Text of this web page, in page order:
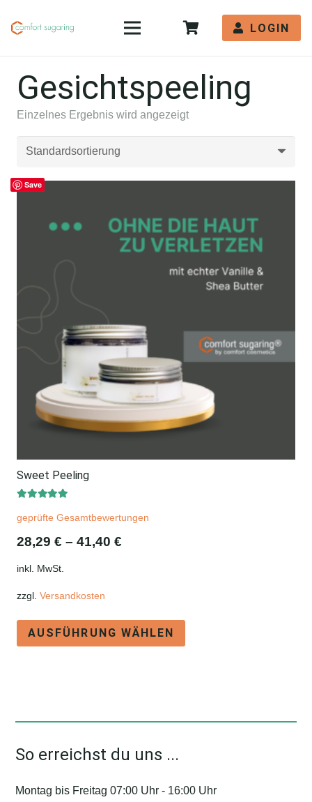
LOGIN
Gesichtspeeling
Einzelnes Ergebnis wird angezeigt
Save
Sweet Peeling
geprüfte Gesamtbewertungen
28,29 € – 41,40 €
inkl. MwSt.
zzgl. Versandkosten
AUSFÜHRUNG WÄHLEN
auf
So erreichst du uns ...
Montag bis Freitag 07:00 Uhr - 16:00 Uhr